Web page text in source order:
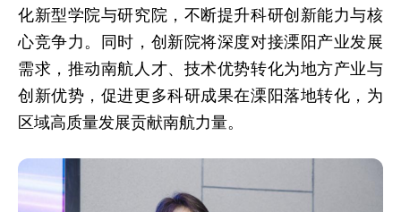
化新型学院与研究院，不断提升科研创新能力与核
心竞争力。同时，创新院将深度对接溧阳产业发展
需求，推动南航人才、技术优势转化为地方产业与
创新优势，促进更多科研成果在溧阳落地转化，为
区域高质量发展贡献南航力量。